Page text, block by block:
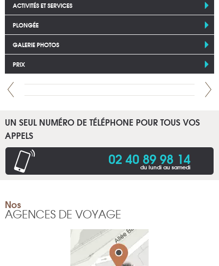
ACTIVITÉS ET SERVICES
PLONGÉE
GALERIE PHOTOS
PRIX
UN SEUL NUMÉRO DE TÉLÉPHONE POUR TOUS VOS
APPELS
02 40 89 98 14
du lundi au samedi
Nos
AGENCES DE VOYAGE